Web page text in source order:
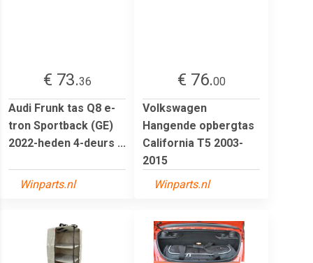
€ 73.36
Audi Frunk tas Q8 e-
tron Sportback (GE)
2022-heden 4-deurs ...
Winparts.nl
€ 76.00
Volkswagen
Hangende opbergtas
California T5 2003-
2015
Winparts.nl